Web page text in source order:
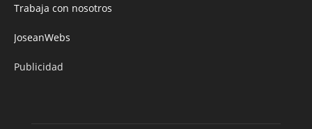
Trabaja con nosotros
JoseanWebs
Publicidad